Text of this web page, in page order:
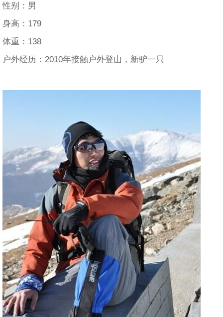
性别：男
身高：179
体重：138
户外经历：2010年接触户外登山，新驴一只